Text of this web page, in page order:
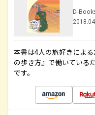
D-
本書は4人の旅好きによ
の歩き方』で働いている
です。